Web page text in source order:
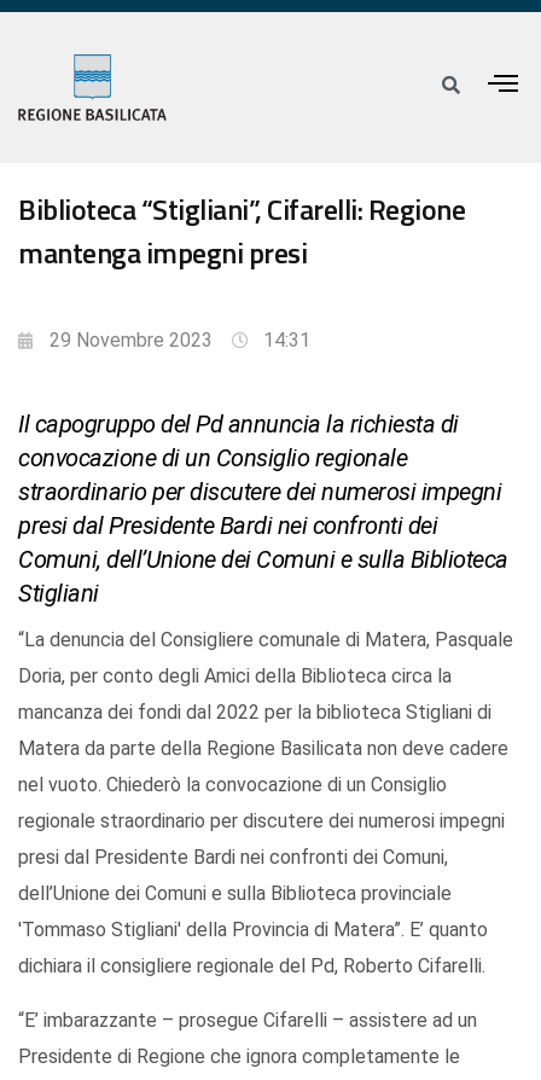
Biblioteca “Stigliani”, Cifarelli: Regione
mantenga impegni presi
29 Novembre 2023 14:31
Il capogruppo del Pd annuncia la richiesta di
convocazione di un Consiglio regionale
straordinario per discutere dei numerosi impegni
presi dal Presidente Bardi nei confronti dei
Comuni, dell’Unione dei Comuni e sulla Biblioteca
Stigliani
“La denuncia del Consigliere comunale di Matera, Pasquale
Doria, per conto degli Amici della Biblioteca circa la
mancanza dei fondi dal 2022 per la biblioteca Stigliani di
Matera da parte della Regione Basilicata non deve cadere
nel vuoto. Chiederò la convocazione di un Consiglio
regionale straordinario per discutere dei numerosi impegni
presi dal Presidente Bardi nei confronti dei Comuni,
dell’Unione dei Comuni e sulla Biblioteca provinciale
'Tommaso Stigliani' della Provincia di Matera”. E’ quanto
dichiara il consigliere regionale del Pd, Roberto Cifarelli.
“E’ imbarazzante – prosegue Cifarelli – assistere ad un
Presidente di Regione che ignora completamente le